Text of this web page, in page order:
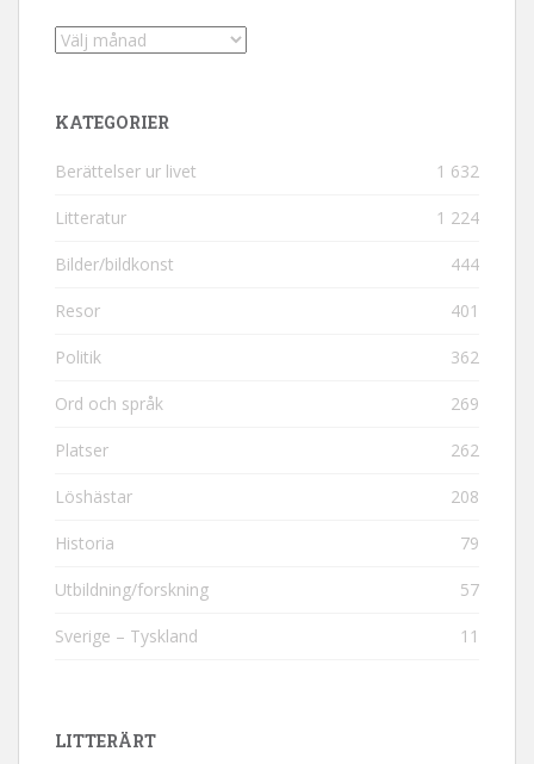
Arkiv
KATEGORIER
Berättelser ur livet 1 632
Litteratur 1 224
Bilder/bildkonst 444
Resor 401
Politik 362
Ord och språk 269
Platser 262
Löshästar 208
Historia 79
Utbildning/forskning 57
Sverige – Tyskland 11
LITTERÄRT